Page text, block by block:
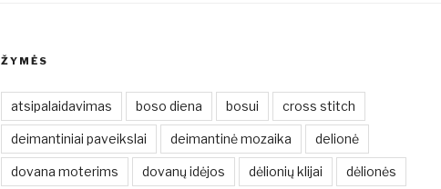
ŽYMĖS
atsipalaidavimas boso diena bosui cross stitch
deimantiniai paveikslai deimantinė mozaika delionė
dovana moterims dovanų idėjos dėlionių klijai dėlionės